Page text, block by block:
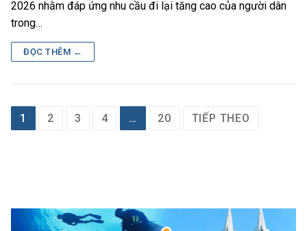
2026 nhằm đáp ứng nhu cầu đi lại tăng cao của người dân
trong…
ĐỌC THÊM ←
Phân
1 2 3 4 … 20 TIẾP THEO